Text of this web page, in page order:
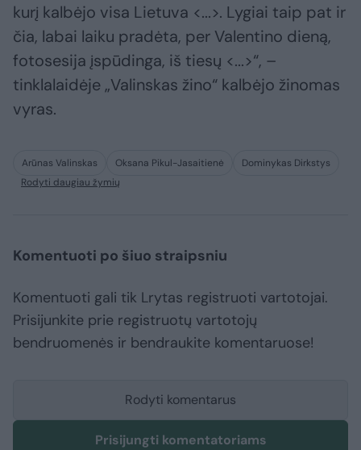
kurį kalbėjo visa Lietuva <...>. Lygiai taip pat ir
čia, labai laiku pradėta, per Valentino dieną,
fotosesija įspūdinga, iš tiesų <...>“, –
tinklalaidėje „Valinskas žino“ kalbėjo žinomas
vyras.
Arūnas Valinskas Oksana Pikul-Jasaitienė
Dominykas Dirkstys
Rodyti daugiau žymių
Komentuoti po šiuo straipsniu
Komentuoti gali tik Lrytas registruoti vartotojai.
Prisijunkite prie registruotų vartotojų
bendruomenės ir bendraukite komentaruose!
Rodyti komentarus
Prisijungti komentatoriams